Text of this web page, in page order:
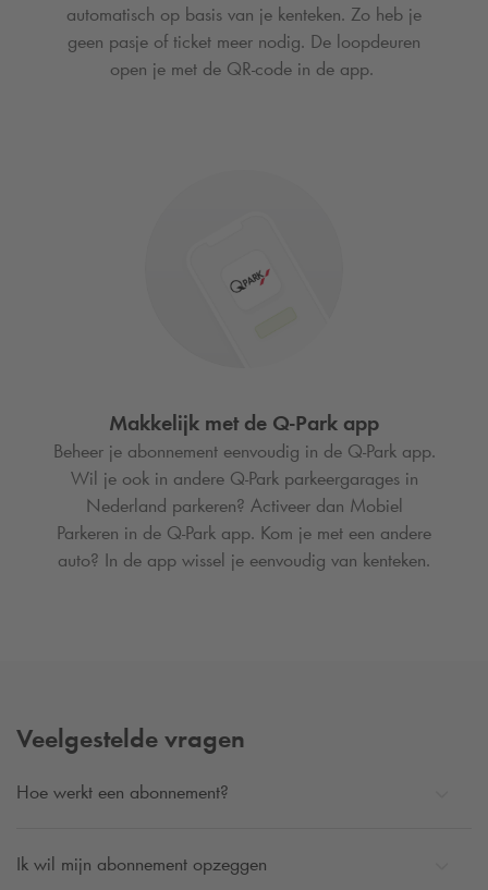
automatisch op basis van je kenteken. Zo heb je
geen pasje of ticket meer nodig. De loopdeuren
open je met de QR-code in de app.
Makkelijk met de Q-Park app
Beheer je abonnement eenvoudig in de Q-Parkapp.
Wil je ook in andere Q-Parkparkeergarages in
Nederland parkeren? Activeer dan Mobiel
Parkeren in de Q-Park app. Kom je met een andere
auto? In de app wissel je eenvoudig van kenteken.
Veelgestelde vragen
Hoe werkt een abonnement?
Ik wil mijn abonnement opzeggen